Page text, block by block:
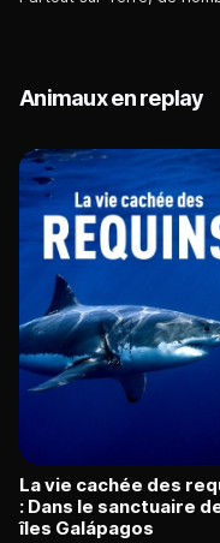
Animaux en replay
La vie cachée des
: Dans le sanctuaire
îles Galápagos